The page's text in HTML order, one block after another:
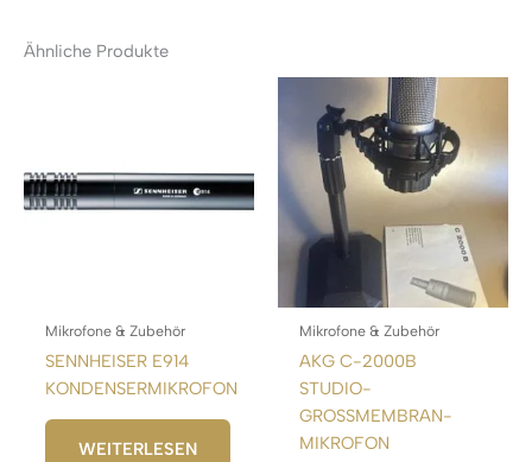
Ähnliche Produkte
Mikrofone & Zubehör
SENNHEISER E914
KONDENSERMIKROFON
WEITERLESEN
Mikrofone & Zubehör
AKG C-2000B
STUDIO-
GROSSMEMBRAN-
MIKROFON